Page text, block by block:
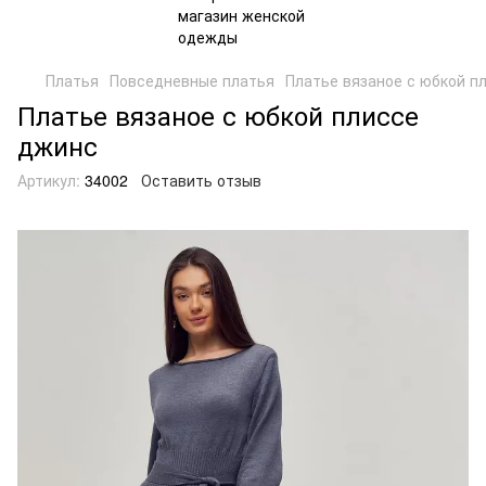
Платья Повседневные платья Платье вязаное с юбкой
Платье вязаное с юбкой плиссе
джинс
Артикул: 34002 Оставить отзыв